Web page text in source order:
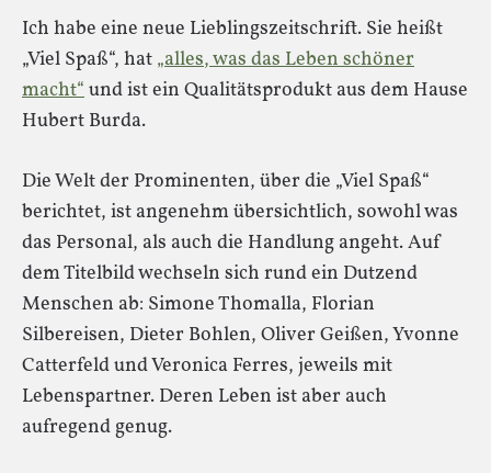
Ich habe eine neue Lieblingszeitschrift. Sie heißt
„Viel Spaß“, hat „alles, was das Leben schöner
macht“und ist ein Qualitätsprodukt aus dem Hause
Hubert Burda.
Die Welt der Prominenten, über die „Viel Spaß“
berichtet, ist angenehm übersichtlich, sowohl was
das Personal, als auch die Handlung angeht. Auf
dem Titelbild wechseln sich rund ein Dutzend
Menschen ab: Simone Thomalla, Florian
Silbereisen, Dieter Bohlen, Oliver Geißen, Yvonne
Catterfeld und Veronica Ferres, jeweils mit
Lebenspartner. Deren Leben ist aber auch
aufregend genug.